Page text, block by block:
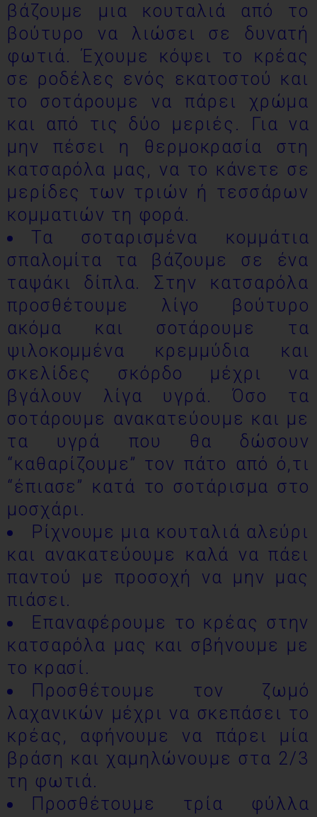
βάζουμε μια κουταλιά από το
βούτυρο να λιώσει σε δυνατή
φωτιά. Έχουμε κόψει το κρέας
σε ροδέλες ενός εκατοστού και
το σοτάρουμε να πάρει χρώμα
και από τις δύο μεριές. Για να
μην πέσει η θερμοκρασία στη
κατσαρόλα μας, να το κάνετε σε
μερίδες των τριών ή τεσσάρων
κομματιών τη φορά.
Τα σοταρισμένα κομμάτια
σπαλομίτα τα βάζουμε σε ένα
ταψάκι δίπλα. Στην κατσαρόλα
προσθέτουμε λίγο βούτυρο
ακόμα και σοτάρουμε τα
ψιλοκομμένα κρεμμύδια και
σκελίδες σκόρδο μέχρι να
βγάλουν λίγα υγρά. Όσο τα
σοτάρουμε ανακατεύουμε και με
τα υγρά που θα δώσουν
“καθαρίζουμε” τον πάτο από ό,τι
“έπιασε” κατά το σοτάρισμα στο
μοσχάρι.
Ρίχνουμε μια κουταλιά αλεύρι
και ανακατεύουμε καλά να πάει
παντού με προσοχή να μην μας
πιάσει.
Επαναφέρουμε το κρέας στην
κατσαρόλα μας και σβήνουμε με
το κρασί.
Προσθέτουμε τον ζωμό
λαχανικών μέχρι να σκεπάσει το
κρέας, αφήνουμε να πάρει μία
βράση και χαμηλώνουμε στα 2/3
τη φωτιά.
Προσθέτουμε τρία φύλλα